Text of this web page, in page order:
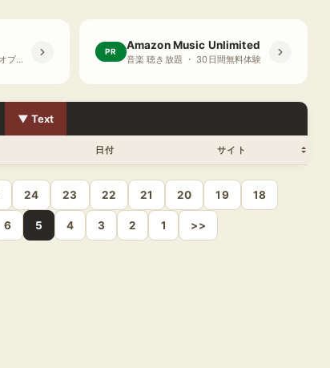
プライム会員限定 オーディオブック ・ 30日間無料体験
PR Amazon Music Unlimited
音楽 聴き放題 ・ 30日間無料体験
▼ Text
日付 サイト
24 23 22 21 20 19 18
6 5 4 3 2 1 >>